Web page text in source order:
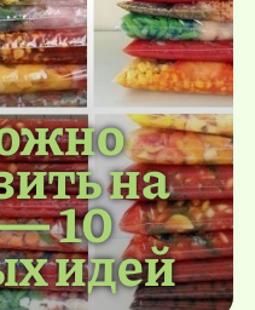
на
10
идей